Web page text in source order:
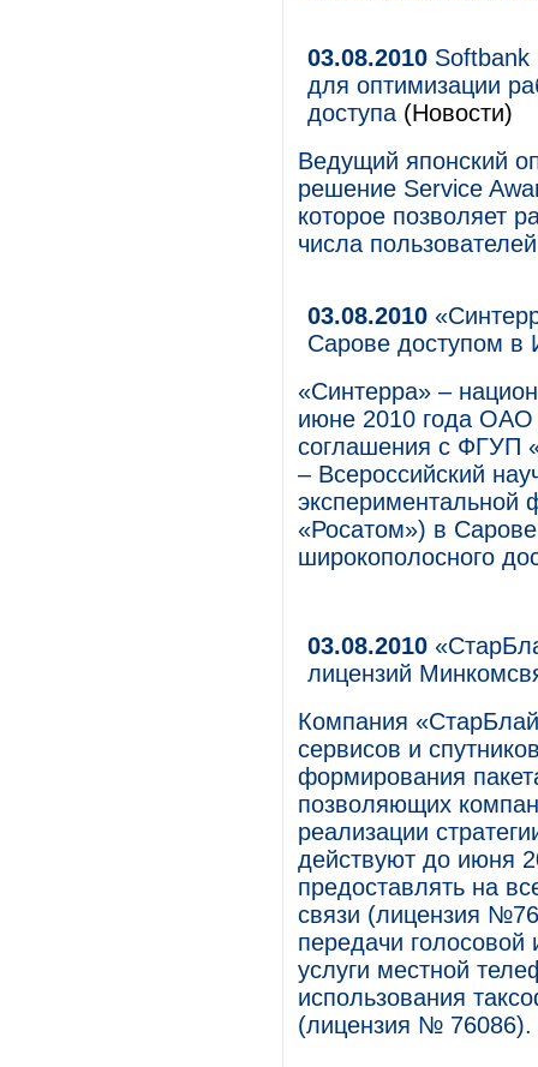
03.08.2010 Softbank
для оптимизации
доступа (Новости)
Ведущий японский
решение Service
которое позволяет
числа
03.08.2010
Сарове доступом в
«Синтерра» –
июне 2010 года ОАО
соглашения с ФГУП
– Всероссийский
экспериментальной
«Росатом») в
широкополосного
03.08.2010
лицензий
Компания
сервисов и
формирования
позволяющих
реализации
действуют до июня
предоставлять на
связи (лицензия
передачи
услуги местной
использования
(лицензия № 76086).